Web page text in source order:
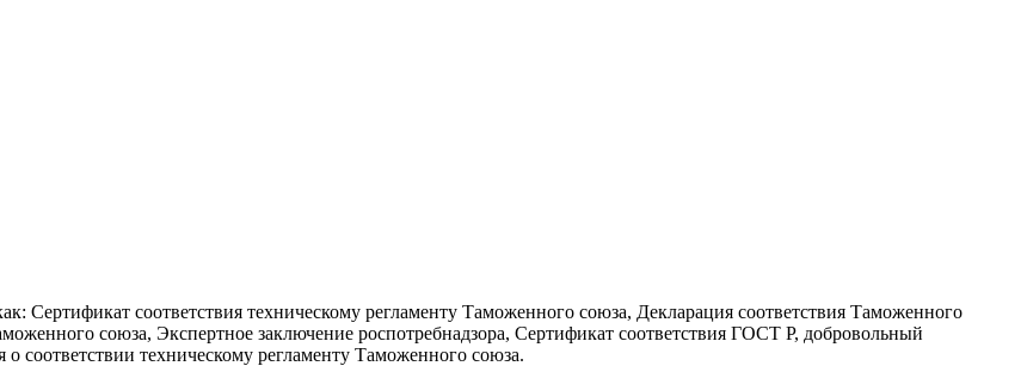
соответствия техническому регламенту Таможенного союза, Декларация соответствия Таможенного
союза, Экспертное заключение роспотребнадзора, Сертификат соответствия ГОСТ Р, добровольный
соответствии техническому регламенту Таможенного союза.